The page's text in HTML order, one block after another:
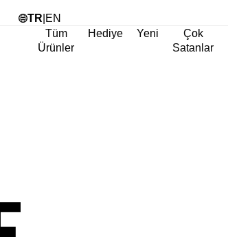
TR EN
Tüm
Ürünler
Hediye Yeni
Çok
Satanlar